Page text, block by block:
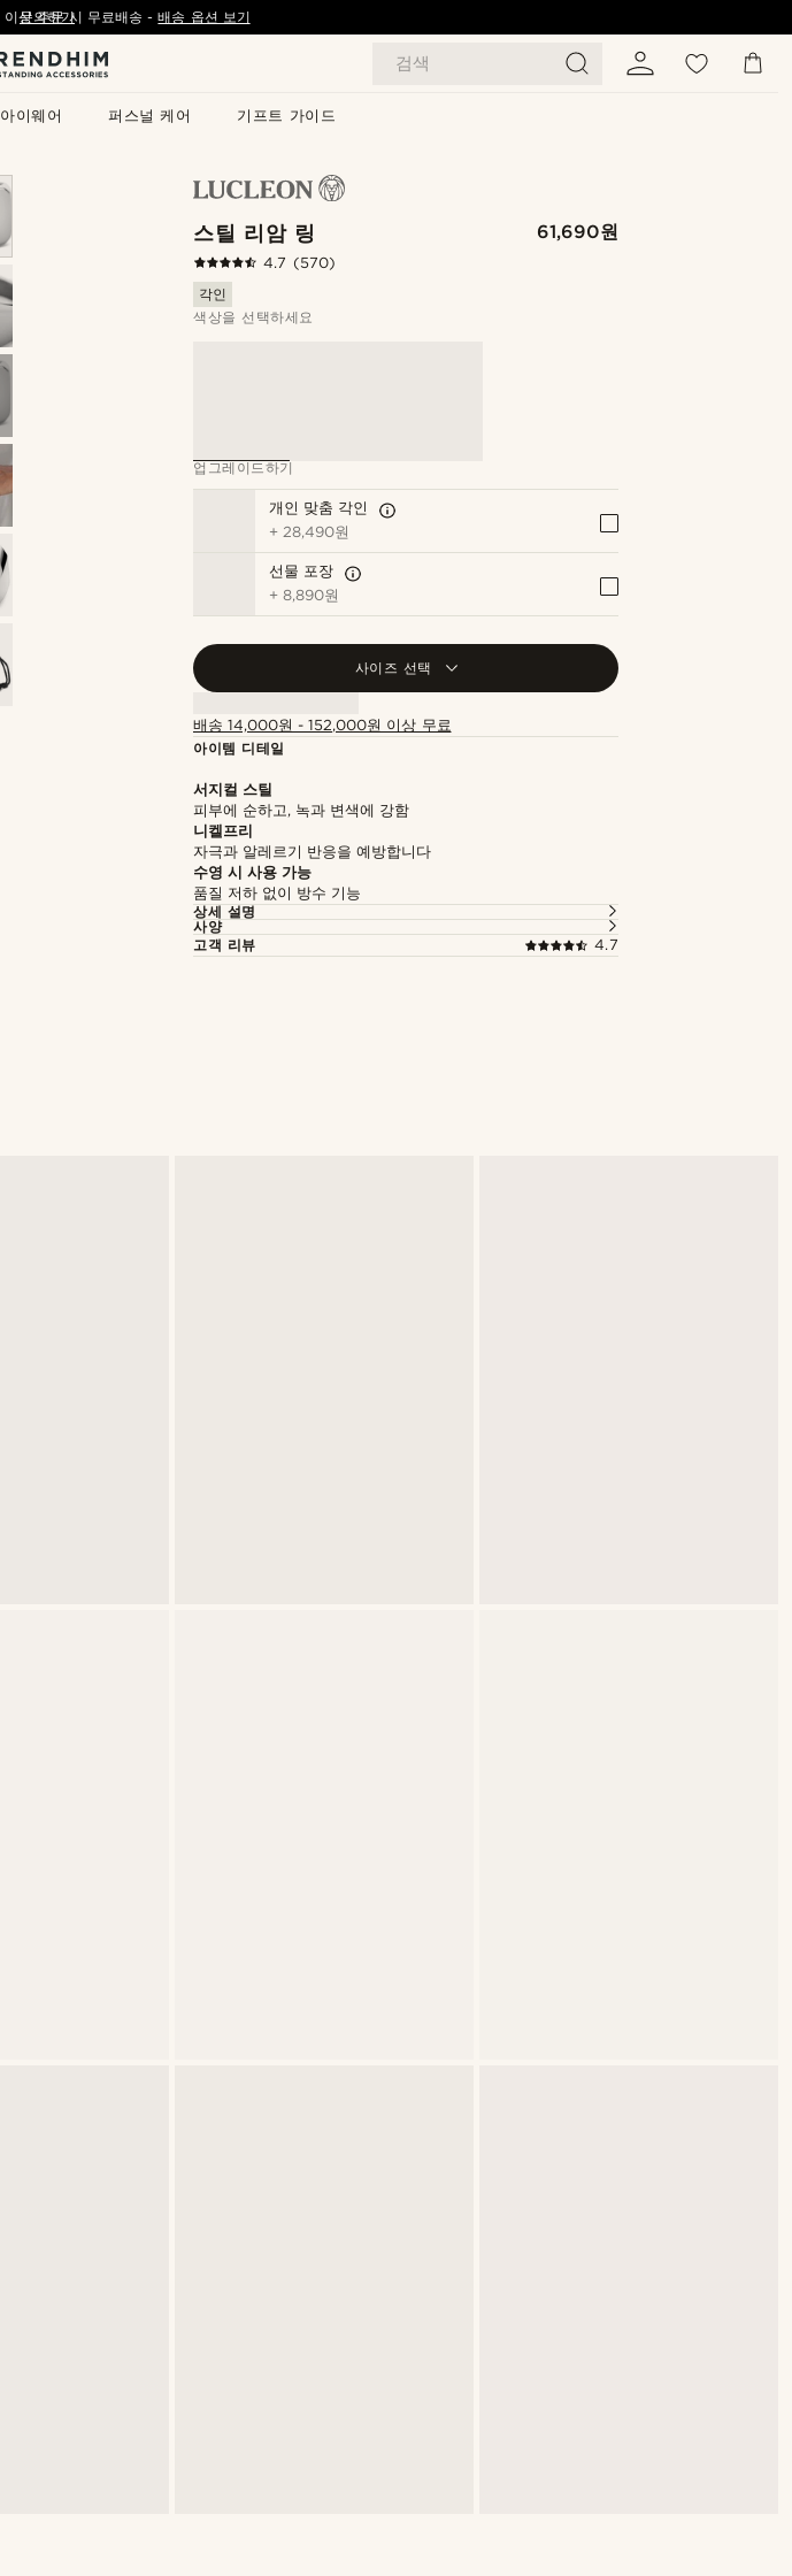
검색
아이웨어 퍼스널 케어 기프트 가이드
이상 주문 시 무료배송- 배송 옵션 보기
문의하기
스틸 리암 링 61,690원
4.7 (570)
각인
색상을 선택하세요
업그레이드하기
개인 맞춤 각인
+ 28,490원
선물 포장
+8,890원
사이즈 선택
배송 14,000원 - 152,000원 이상 무료
아이템 디테일
서지컬 스틸
피부에 순하고, 녹과 변색에 강함
니켈프리
자극과 알레르기 반응을 예방합니다
수영 시 사용 가능
품질 저하 없이 방수 기능
상세 설명
사양
고객 리뷰
4.7